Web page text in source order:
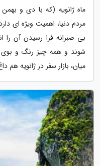
ماه ژانویه (که با دی و
مردم دنیا، اهمیت ویژه ای
بی صبرانه فرا رسیدن آن
شوند و همه چیز رنگ و
میان، بازار سفر در ژانویه